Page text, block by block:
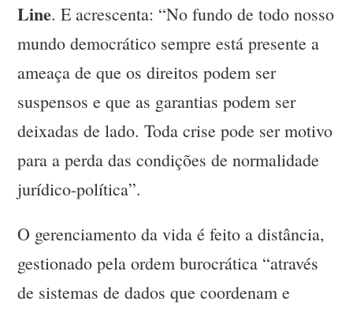
Line. E acrescenta: “No fundo de todo nosso
mundo democrático sempre está presente a
ameaça de que os direitos podem ser
suspensos e que as garantias podem ser
deixadas de lado. Toda crise pode ser motivo
para a perda das condições de normalidade
jurídico-política”.
O gerenciamento da vida é feito a distância,
gestionado pela ordem burocrática “através
de sistemas de dados que coordenam e